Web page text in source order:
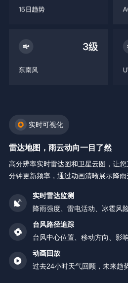
实时可视化
雷达地图，雨云动向一目了然
高分辨率实时雷达图和卫星云图，让
分钟更新频率，通过动画清晰展示降
实时雷达监测
降雨强度、雷电活动、冰雹风
台风路径追踪
台风中心位置、移动方向、影
动画回放
过去24小时天气回顾，未来趋